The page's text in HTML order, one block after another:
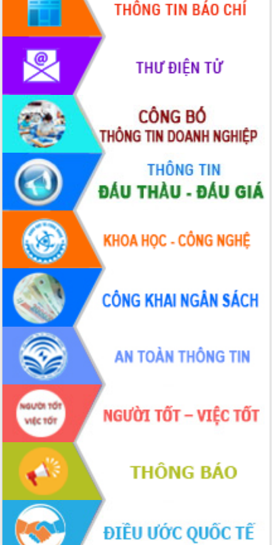
Rà soát, hoàn thiện hệ thống thiết chế
văn hóa, thể thao đáp ứng yêu cầu
phát triển mới
Thường trực HĐND tỉnh Đắk Lắk gặp
mặt Đoàn chuyên gia y tế TP. Hồ Chí
Minh
Lễ truy điệu và an táng hài cốt liệt sĩ
tại Nghĩa trang Liệt sĩ xã Sơn Hòa
Bàn giải pháp tháo gỡ khó khăn trong
xuất khẩu sầu riêng và triển khai quy
định EUDR
Thứ trưởng Bộ Nông nghiệp và Môi
trường Nguyễn Hoàng Hiệp khảo sát
vùng trồng và doanh nghiệp đóng gói
sầu riêng tại Đắk Lắk
Trình diễn nghệ thuật chế biến các
món ăn từ sầu riêng
Đắk Lắk công bố Quy hoạch và xúc
tiến đầu tư tỉnh
Ngành cá ngừ Đắk Lắk chủ động thích
ứng để giữ vững thị trường xuất khẩu
Diễn đàn Kinh tế tư nhân Việt Nam đột
phá cơ chế - Hợp tác công tư
Đề án 06 tạo bước ngoặt đột phá trong
cải cách hành chính tỉnh Đắk Lắk
Kết nối tour, đẩy mạnh chuyển đổi số
để phát triển du lịch Đắk Lắk
Khởi động Dự án Đầu tư xây dựng hạ
tầng kỹ thuật Cụm công nghiệp Tân
Tiến
Gặp mặt các cơ quan báo chí nhân Kỷ
niệm 101 năm Ngày Báo chí Cách
mạng Việt Nam
Đắk Lắk sơ kết 4 năm triển khai thực
hiện Đề án 06 của Chính phủ
Họp báo thông tin về Hội nghị Công bố
Quy hoạch và Xúc tiến đầu tư tỉnh Đắk
Khơi thông điểm nghẽn, đẩy nhanh
giải ngân vốn khắc phục thiên tai